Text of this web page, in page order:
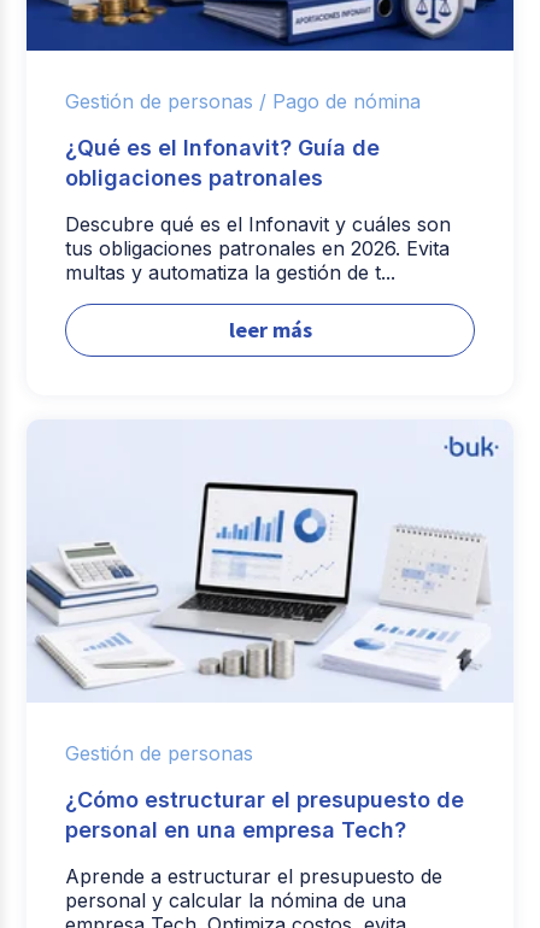
Gestión de personas / Pago de nómina
¿Qué es el Infonavit? Guía de
obligaciones patronales
Descubre qué es el Infonavit y cuáles son
tus obligaciones patronales en 2026. Evita
multas y automatiza la gestión de t...
leer más
Gestión de personas
¿Cómo estructurar el presupuesto de
personal en una empresa Tech?
Aprende a estructurar el presupuesto de
personal y calcular la nómina de una